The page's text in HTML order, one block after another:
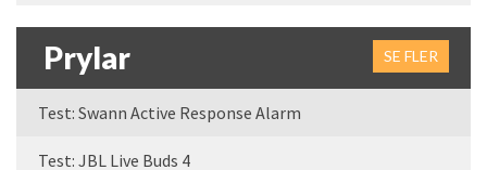
Prylar SE FLER
Test: Swann Active Response Alarm
Test: JBL Live Buds 4